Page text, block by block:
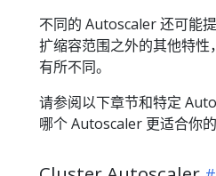
不同的 Autoscaler 还可能
扩缩容范围之外的其他特
有所不同。
请参阅以下章节和特定
哪个 Autoscaler 更适合你的